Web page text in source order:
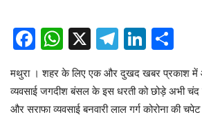
Facebook
WhatsApp
X Telegram
मथुरा । शहर के लिए एक और दुखद खबर प्रकाश में
व्यवसाई जगदीश बंसल के इस धरती को छोड़े अभी
और सराफा व्यवसाई बनवारी लाल गर्ग कोरोना की